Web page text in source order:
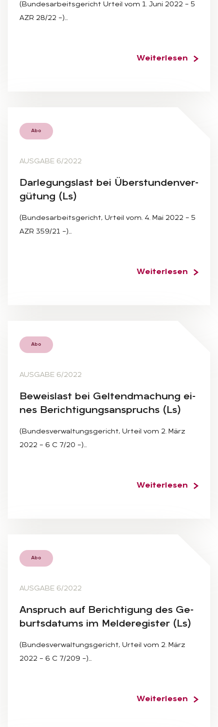
(Bundesarbeitsgericht Urteil vom 1. Juni 2022 – 5
AZR 28/22 –)…
Weiterlesen
Abo
AUSGABE 6/2022
Dar­le­gungs­last bei Über­stun­den­ver­
gü­tung (Ls)
(Bundesarbeitsgericht, Urteil vom. 4. Mai 2022 – 5
AZR 359/21 –)…
Weiterlesen
Abo
AUSGABE 6/2022
Be­weis­last bei Gel­tend­ma­chung ei­
nes Be­rich­ti­gungs­an­spruchs (Ls)
(Bundesverwaltungsgericht, Urteil vom 2. März
2022 – 6 C 7/20 –)…
Weiterlesen
Abo
AUSGABE 6/2022
An­spruch auf Be­rich­ti­gung des Ge­
burts­da­tums im Mel­de­re­gis­ter (Ls)
(Bundesverwaltungsgericht, Urteil vom 2. März
2022 – 6 C 7/209 –)…
Weiterlesen